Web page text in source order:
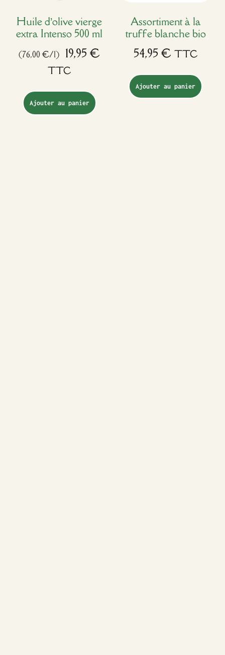
Huile d’olive vierge
extra Intenso 500 ml
(76,00 €/l) 19,95€
TTC
Ajouter au panier
Assortiment à la
truffe blanche bio
54,95€ TTC
Ajouter au panier